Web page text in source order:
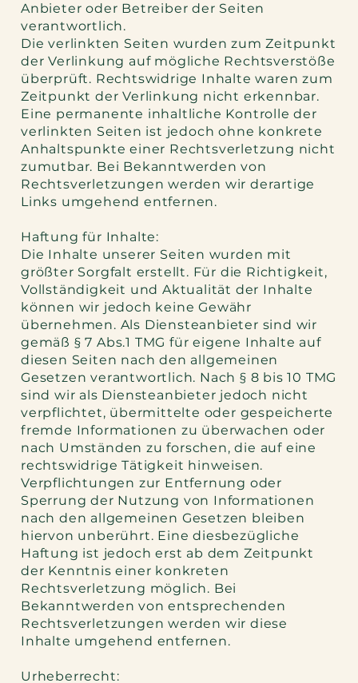
Anbieter oder Betreiber der Seiten
verantwortlich.
Die verlinkten Seiten wurden zum Zeitpunkt
der Verlinkung auf mögliche Rechtsverstöße
überprüft. Rechtswidrige Inhalte waren zum
Zeitpunkt der Verlinkung nicht erkennbar.
Eine permanente inhaltliche Kontrolle der
verlinkten Seiten ist jedoch ohne konkrete
Anhaltspunkte einer Rechtsverletzung nicht
zumutbar. Bei Bekanntwerden von
Rechtsverletzungen werden wir derartige
Links umgehend entfernen.
Haftung für Inhalte:
Die Inhalte unserer Seiten wurden mit
größter Sorgfalt erstellt. Für die Richtigkeit,
Vollständigkeit und Aktualität der Inhalte
können wir jedoch keine Gewähr
übernehmen. Als Diensteanbieter sind wir
gemäß § 7 Abs.1 TMG für eigene Inhalte auf
diesen Seiten nach den allgemeinen
Gesetzen verantwortlich. Nach § 8 bis 10 TMG
sind wir als Diensteanbieter jedoch nicht
verpflichtet, übermittelte oder gespeicherte
fremde Informationen zu überwachen oder
nach Umständen zu forschen, die auf eine
rechtswidrige Tätigkeit hinweisen.
Verpflichtungen zur Entfernung oder
Sperrung der Nutzung von Informationen
nach den allgemeinen Gesetzen bleiben
hiervon unberührt. Eine diesbezügliche
Haftung ist jedoch erst ab dem Zeitpunkt
der Kenntnis einer konkreten
Rechtsverletzung möglich. Bei
Bekanntwerden von entsprechenden
Rechtsverletzungen werden wir diese
Inhalte umgehend entfernen.
Urheberrecht: